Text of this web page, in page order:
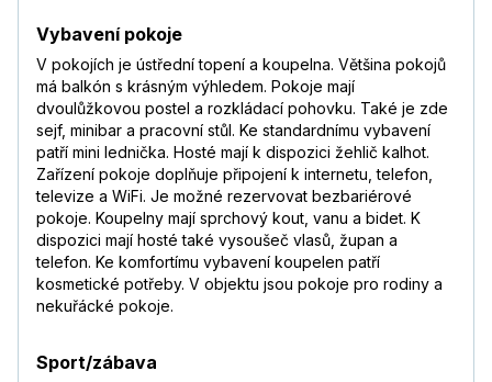
Vybavení pokoje
V pokojích je ústřední topení a koupelna. Většina pokojů
má balkón s krásným výhledem. Pokoje mají
dvoulůžkovou postel a rozkládací pohovku. Také je zde
sejf, minibar a pracovní stůl. Ke standardnímu vybavení
patří mini lednička. Hosté mají k dispozici žehlič kalhot.
Zařízení pokoje doplňuje připojení k internetu, telefon,
televize a WiFi. Je možné rezervovat bezbariérové
pokoje. Koupelny mají sprchový kout, vanu a bidet. K
dispozici mají hosté také vysoušeč vlasů, župan a
telefon. Ke komfortímu vybavení koupelen patří
kosmetické potřeby. V objektu jsou pokoje pro rodiny a
nekuřácké pokoje.
Sport/zábava